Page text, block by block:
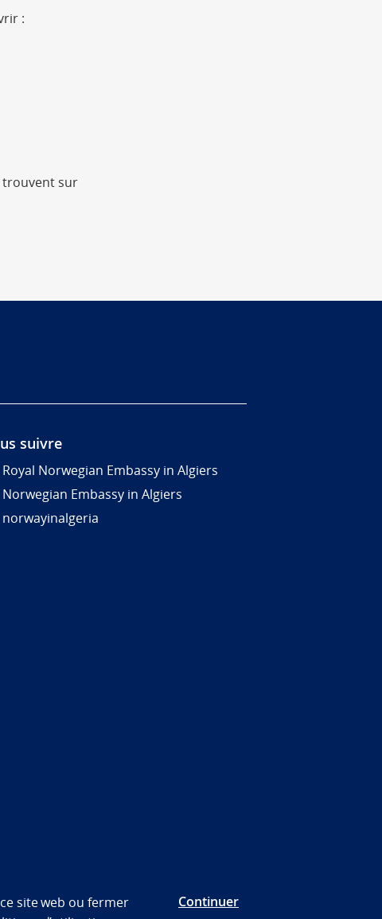
:
trouvent sur
suivre
Royal Norwegian Embassy in Algiers
Norwegian Embassy in Algiers
norwayinalgeria
site web ou fermer
Continuer